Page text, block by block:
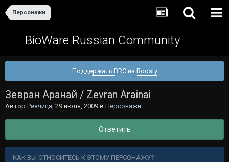
Персонажи
BioWare Russian Community
Поддержать BRC на Boosty
Зевран Аранай / Zevran Arainai
Автор Резчица, 29 июля, 2009 в Персонажи
Ответить
КАК ВЫ ОТНОСИТЕСЬ К ЭТОМУ ПЕРСОНАЖУ?